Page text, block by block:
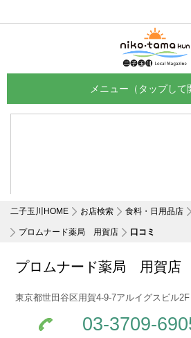
二子玉川HOME お店検索 食料・日用品店
プロムナード薬局 用賀店 口コミ
プロムナード薬局 用賀店
東京都世田谷区用賀4-9-7アルイグスビル2F
03-3709-
メニュー